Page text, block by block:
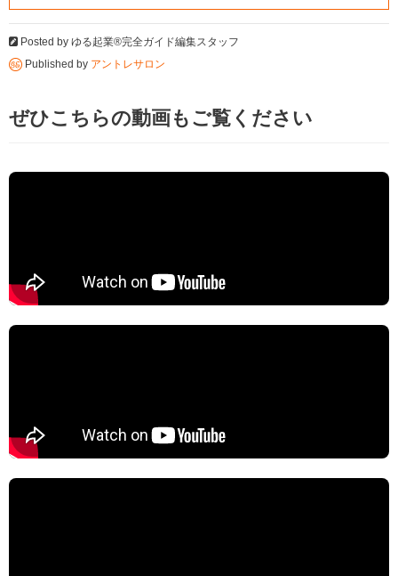
Posted by ゆる起業®完全ガイド編集スタッフ
Published by アントレサロン
ぜひこちらの動画もご覧ください